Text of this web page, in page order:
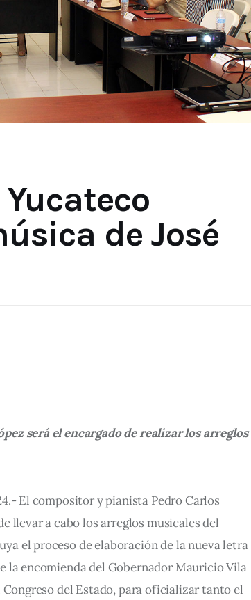
de José
será el encargado de realizar los arreglos
El compositor y pianista Pedro Carlos
llevar a cabo los arreglos musicales del
el proceso de elaboración de la nueva letra
la encomienda del Gobernador Mauricio Vila
del Estado, para oficializar tanto el